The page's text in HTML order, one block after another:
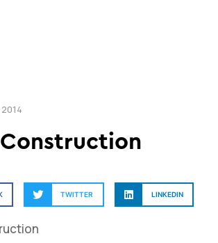
TWITTER LINKEDIN